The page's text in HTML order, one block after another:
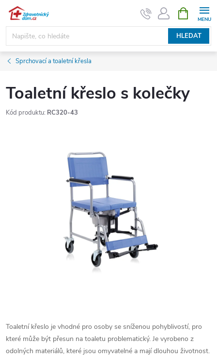
Přejít
obsah
HLEDAT
NÁKUPNÍ
KOŠÍK
Sprchovací a toaletní křesla
Toaletní křeslo s kolečky
Kód produktu: RC320-43
Toaletní křeslo je vhodné pro osoby se sníženou pohyblivostí, pro
které může být přesun na toaletu problematický. Je vyrobeno z
odolných materiálů, které jsou omyvatelné a mají dlouhou životnost.